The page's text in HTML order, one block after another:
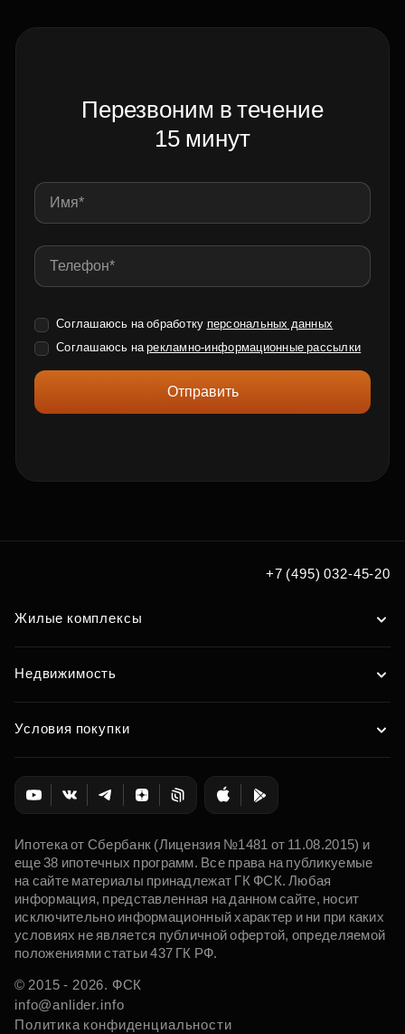
Перезвоним в течение
15 минут
Соглашаюсь на обработку персональных данных
Соглашаюсь нарекламно-информационные рассылки
Отправить
+7 (495) 032-45-20
Жилые комплексы
Недвижимость
Условия покупки
Ипотека от Сбербанк (Лицензия №1481 от 11.08.2015) и
еще 38 ипотечных программ. Все права на публикуемые
на сайте материалы принадлежат ГК ФСК. Любая
информация, представленная на данном сайте, носит
исключительно информационный характер и ни при каких
условиях не является публичной офертой, определяемой
положениями статьи 437 ГК РФ.
© 2015 - 2026. ФСК
info@anlider.info
Политика конфиденциальности